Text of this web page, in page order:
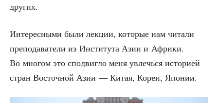
других.
Инте­рес­ны­ми были лек­ции, кото­рые нам чита­ли
пре­по­да­ва­те­ли из Инсти­ту­та Азии и Афри­ки.
Во мно­гом это спо­двиг­ло меня увлечь­ся исто­ри­ей
стран Восточ­ной Азии — Китая, Кореи, Японии.